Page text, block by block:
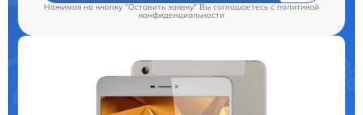
Нажимая на кнопку "Оставить заявку" Вы соглашаетесь cполитикой
конфиденциальности